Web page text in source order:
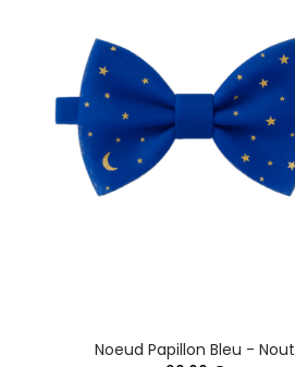
Noeud Papillon Bleu - Nout